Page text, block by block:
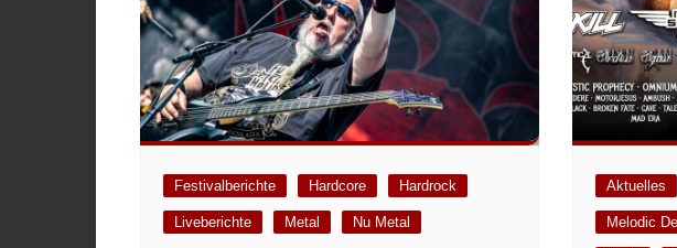
Festivalberichte Hardcore Hardrock
Liveberichte Metal Nu Metal
Aktuelles
Melodic